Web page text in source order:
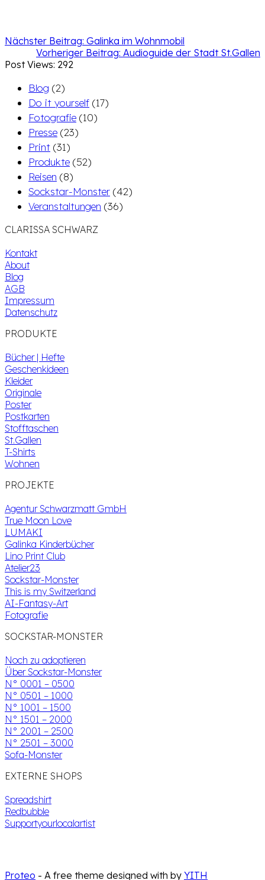
Nächster Beitrag: Galinka im Wohnmobil
Vorheriger Beitrag: Audioguide der Stadt St.Gallen
Post Views: 292
Blog (2)
Do it yourself (17)
Fotografie (10)
Presse (23)
Print (31)
Produkte (52)
Reisen (8)
Sockstar-Monster (42)
Veranstaltungen (36)
CLARISSA SCHWARZ
Kontakt
About
Blog
AGB
Impressum
Datenschutz
PRODUKTE
Bücher | Hefte
Geschenkideen
Kleider
Originale
Poster
Postkarten
Stofftaschen
St.Gallen
T-Shirts
Wohnen
PROJEKTE
Agentur Schwarzmatt GmbH
True Moon Love
LUMAKI
Galinka Kinderbücher
Lino Print Club
Atelier23
Sockstar-Monster
This is my Switzerland
AI-Fantasy-Art
Fotografie
SOCKSTAR-MONSTER
Noch zu adoptieren
Über Sockstar-Monster
N° 0001 – 0500
N° 0501 – 1000
N° 1001 – 1500
N° 1501 – 2000
N° 2001 – 2500
N° 2501 – 3000
Sofa-Monster
EXTERNE SHOPS
Spreadshirt
Redbubble
Supportyourlocalartist
Proteo - A free theme designed with by YITH